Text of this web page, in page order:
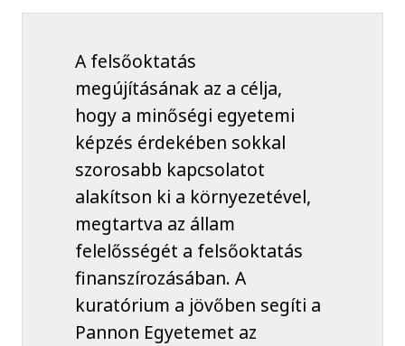
A felsőoktatás
megújításának az a célja,
hogy a minőségi egyetemi
képzés érdekében sokkal
szorosabb kapcsolatot
alakítson ki a környezetével,
megtartva az állam
felelősségét a felsőoktatás
finanszírozásában. A
kuratórium a jövőben segíti a
Pannon Egyetemet az